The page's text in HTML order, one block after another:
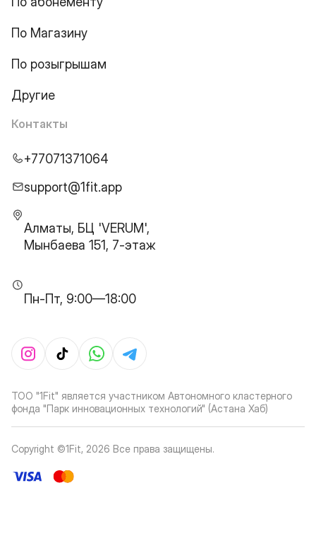
По Магазину
По розыгрышам
Другие
Контакты
+77071371064
support@1fit.app
Алматы, БЦ 'VERUM',
Мынбаева 151, 7-этаж
Пн-Пт, 9:00—18:00
ТОО "1Fit" является участником Автономного кластерного
фонда "Парк инновационных технологий" (Астана Хаб)
Copyright ©1Fit, 2026 Все права защищены.